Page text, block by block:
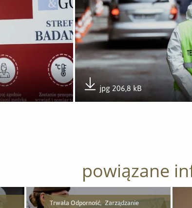
jpg 206,8 kB
Pobierz załącznik
powiązane
Trwała Odporność, Zarządzanie